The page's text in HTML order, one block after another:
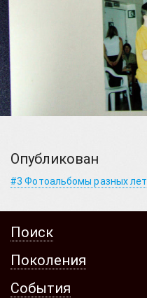
Опубликован
#3 Фотоальбомы разных лет
Поиск
Поколения
События